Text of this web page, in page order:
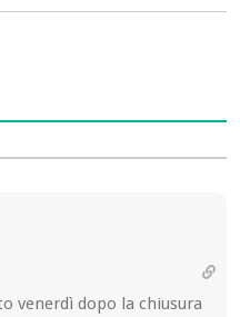
venerdì dopo la chiusura